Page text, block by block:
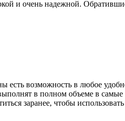
и очень надежной.
возможность в любое
в полном объеме в
заранее, чтобы